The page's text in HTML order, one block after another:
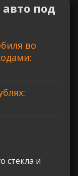
под
во
стекла и